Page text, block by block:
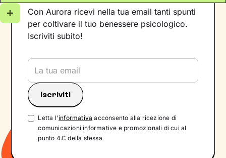
Con Aurora ricevi nella tua email tanti spunti
per coltivare il tuo benessere psicologico.
Iscriviti subito!
Letta l'informativa acconsento alla ricezione di
comunicazioni informative e promozionali di cui al
punto 4.C della stessa